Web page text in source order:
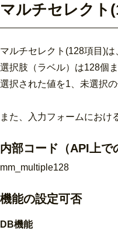
マルチセレクト
マルチセレクト(128項目)
選択肢（ラベル）は128個
選択された値を1、未選択
また、 入力フォームにおけ
内部コード（API上で
mm_multiple128
機能の設定可否
DB機能